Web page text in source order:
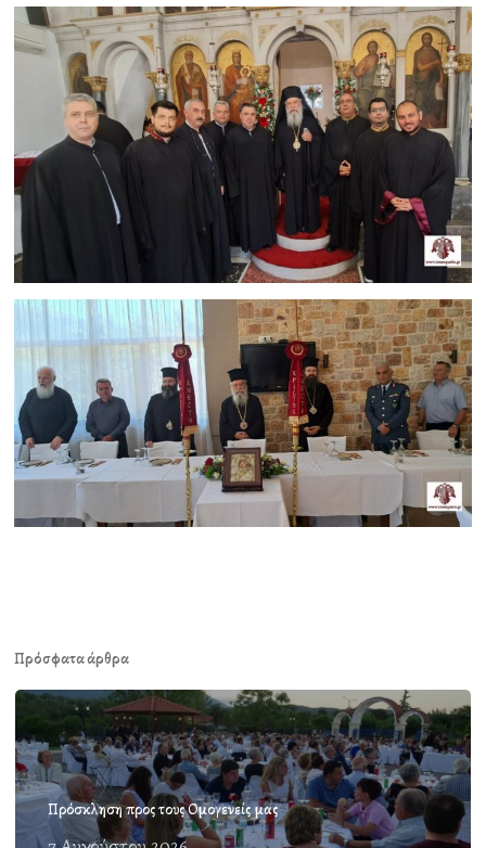
Πρόσφατα άρθρα
Πρόσκληση προς τους Ομογενείς μας